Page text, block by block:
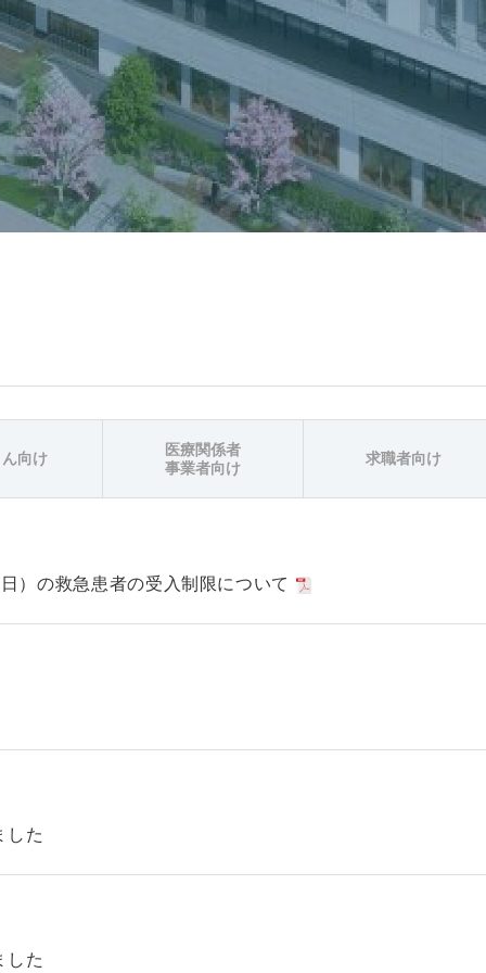
向け
医療関係者
事業者向け
求職者向け
）の救急患者の受入制限について
した
した